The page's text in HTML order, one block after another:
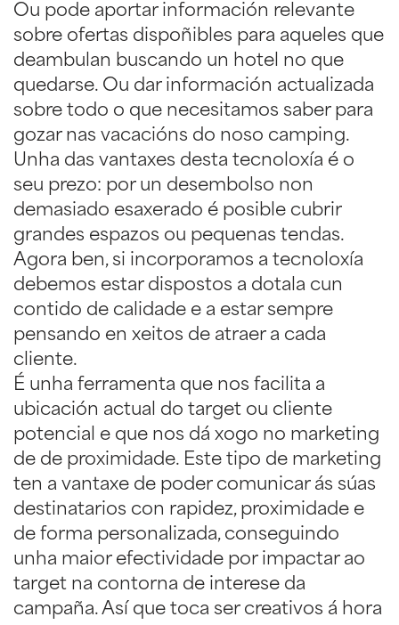
Ou pode aportar información relevante
sobre ofertas dispoñibles para aqueles que
deambulan buscando un hotel no que
quedarse. Ou dar información actualizada
sobre todo o que necesitamos saber para
gozar nas vacacións do noso camping.
Unha das vantaxes desta tecnoloxía é o
seu prezo: por un desembolso non
demasiado esaxerado é posible cubrir
grandes espazos ou pequenas tendas.
Agora ben, si incorporamos a tecnoloxía
debemos estar dispostos a dotala cun
contido de calidade e a estar sempre
pensando en xeitos de atraer a cada
cliente.
É unha ferramenta que nos facilita a
ubicación actual do target ou cliente
potencial e que nos dá xogo no marketing
de de proximidade. Este tipo de marketing
ten a vantaxe de poder comunicar ás súas
destinatarios con rapidez, proximidade e
de forma personalizada, conseguindo
unha maior efectividade por impactar ao
target na contorna de interese da
campaña. Así que toca ser creativos á hora